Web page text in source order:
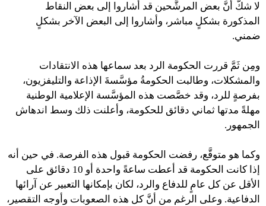
لا شكَّ أنَّ بعض المرشَّحين قد أشاروا إلى بعض النقاط
المذكورة بشكلٍ مباشر، وأشاروا إلى البعض الآخر بشكلٍ
ضمني.
ومِن ثَمَّ قررت الحكومة الرد بعد سماعها هذه الانتقادات
والمشكلات، وطالبت الحكومةُ مؤسَّسةَ الإذاعة والتليفزيون،
بفرصةٍ للرد، وقد خصَّصت هذه المؤسَّسة الإعلامية الوطنية
مهلةً مدتها ثماني دقائق للحكومة، وأعلنت ذلك وسط اندهاش
الجمهور.
وكما هو متوقَّع، رفضت الحكومة قبول هذه الفرصة. في حين أنه
إذا كانت الحكومة قد أعطت ساعةً واحدة أو 10 دقائق على
الأقل عن كل عامٍ للدفاع والرد، لكان بإمكانها التعبير عن آرائها
الدفاعية. وعلى الرغم من أنَّ كل هذه الصعوبات وأوجه التقصير،